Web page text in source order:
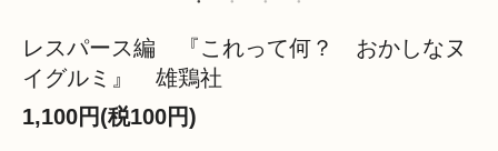
レスパース編 『これって何？ おかしなヌ
イグルミ』 雄鶏社
1,100円(税100円)